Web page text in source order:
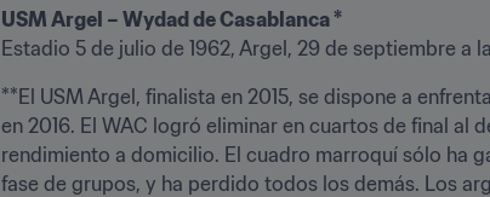
USM Argel – Wydad de Casablanca *
Estadio 5 de julio de 1962, Argel, 29 de septiembre a
**El USM Argel, finalista en 2015, se dispone a
en 2016. El WAC logró eliminar en cuartos de final
rendimiento a domicilio. El cuadro marroquí sólo ha
fase de grupos, y ha perdido todos los demás. Los